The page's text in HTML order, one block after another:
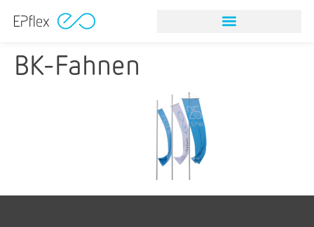
BK-Fahnen